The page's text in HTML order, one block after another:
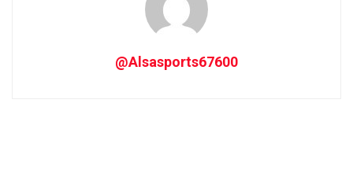
@Alsasports67600